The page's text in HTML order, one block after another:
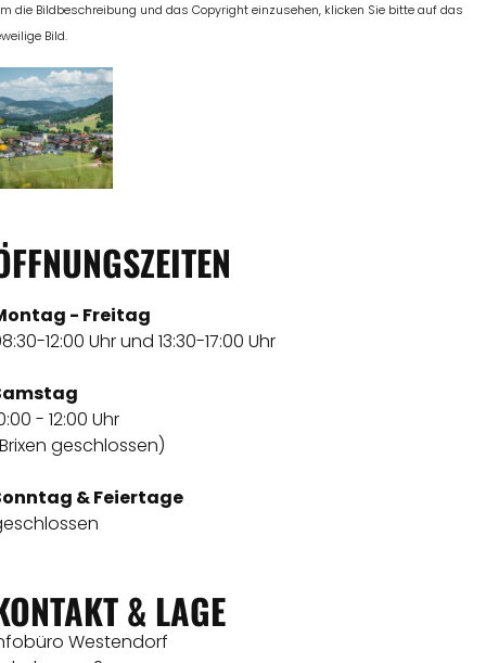
die Bildbeschreibung und das Copyright einzusehen, klicken Sie bitte auf das
Bild.
- Freitag
12:00 Uhr und 13:30-17:00 Uhr
- 12:00 Uhr
geschlossen)
& Feiertage
& LAGE
Westendorf